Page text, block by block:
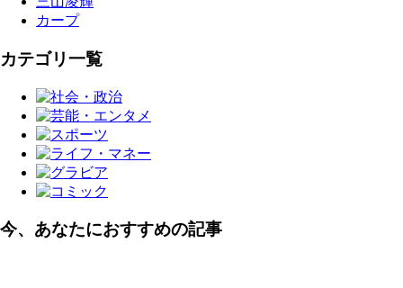
カープ
カテゴリ一覧
今、あなたにおすすめの記事